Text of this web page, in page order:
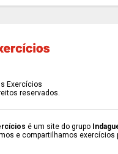
Exercícios
reservados.
é um site do grupo
e compartilhamos exercícios